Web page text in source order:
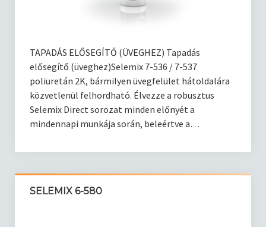
TAPADÁS ELŐSEGÍTŐ (ÜVEGHEZ) Tapadás
elősegítő (üveghez)Selemix 7-536 / 7-537
poliuretán 2K, bármilyen üvegfelület hátoldalára
közvetlenül felhordható. Élvezze a robusztus
Selemix Direct sorozat minden előnyét a
mindennapi munkája során, beleértve a…
SELEMIX 6-580